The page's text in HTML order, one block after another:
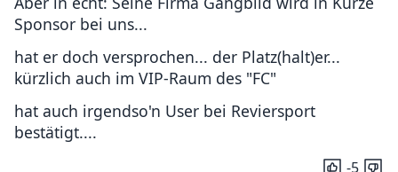
Sponsor bei uns...
hat er doch versprochen... der Platz(halt)er...
kürzlich auch im VIP-Raum des "FC"
hat auch irgendso'n User bei Reviersport
bestätigt....
-5